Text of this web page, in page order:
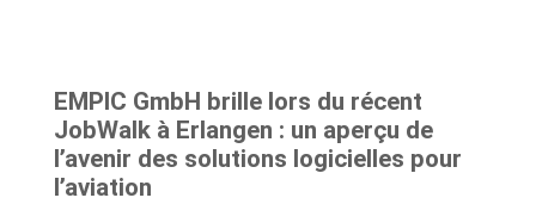
EMPIC GmbH brille lors du récent
JobWalk à Erlangen : un aperçu de
l’avenir des solutions logicielles pour
l’aviation